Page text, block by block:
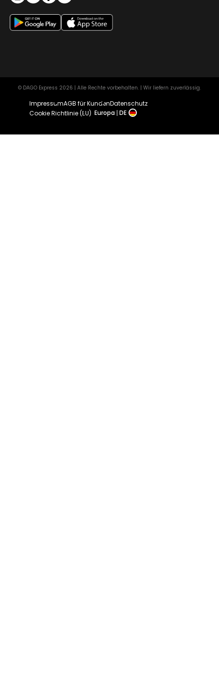
© DAGO Express 2026 | Alle Rechte vorbehalten. | Wir liefern zuverlässig.
ImpressumAGB für KundenDatenschutz
Cookie Richtlinie (EU) Europa DE